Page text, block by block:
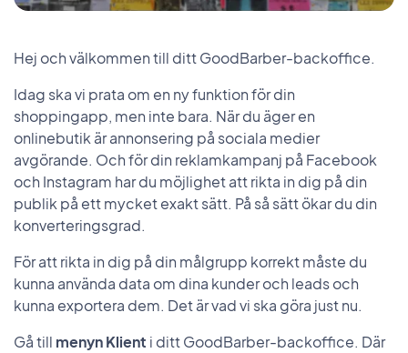
Hej och välkommen till ditt GoodBarber-backoffice.
Idag ska vi prata om en ny funktion för din
shoppingapp, men inte bara. När du äger en
onlinebutik är annonsering på sociala medier
avgörande. Och för din reklamkampanj på Facebook
och Instagram har du möjlighet att rikta in dig på din
publik på ett mycket exakt sätt. På så sätt ökar du din
konverteringsgrad.
För att rikta in dig på din målgrupp korrekt måste du
kunna använda data om dina kunder och leads och
kunna exportera dem. Det är vad vi ska göra just nu.
Gå till menyn Klient i ditt GoodBarber-backoffice. Där